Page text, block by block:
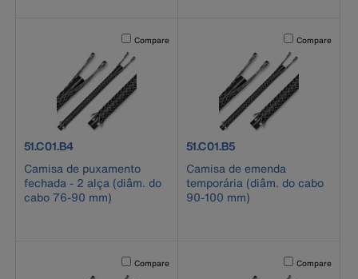
Activating this element will cause content on the page to
Compare
product number 51.C01.B4
51.C01.B4
Camisa de puxamento
fechada - 2 alça (diâm. do
cabo 76-90 mm)
Activating this
Compare
product number 51.C01.B5
51.C01.B5
Camisa de emenda
temporária (diâm. do cabo
90-100 mm)
Activating this element will cause content on the page to
Compare Activating this
Compare